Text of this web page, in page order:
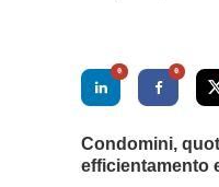
0 0
Condomini,
efficientamento